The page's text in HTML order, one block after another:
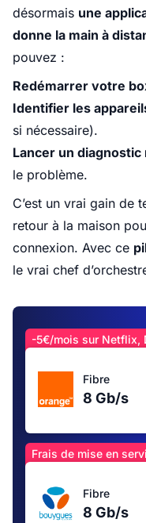
désormais une
donne la main à
pouvez :
Redémarrer votre
Identifier les
si nécessaire).
Lancer un diagnostic
le problème.
C’est un vrai gain de
retour à la maison
connexion. Avec ce
le vrai chef
-5€/mois sur Netflix,
Fibre
8 Gb/s
Frais de mise en
Fibre
8 Gb/s